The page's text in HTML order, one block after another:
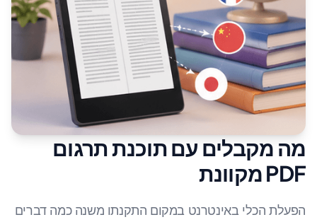
מה מקבלים עם תוכנת תרגום
PDF מקוונת
הפעלת הכלי באינטרנט במקום התקנתו משנה כמה דברים